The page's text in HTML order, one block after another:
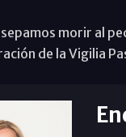
morir al
de la Vigilia